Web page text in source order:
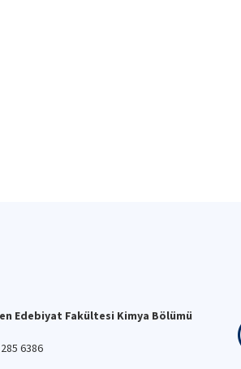
Edebiyat Fakültesi Kimya Bölümü
6386